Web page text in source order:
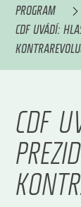
PROGRAM
CDF UVÁDÍ:
CDF